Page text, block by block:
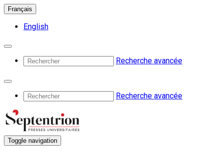
Français
English
Recherche avancée
Recherche avancée
Toggle navigation